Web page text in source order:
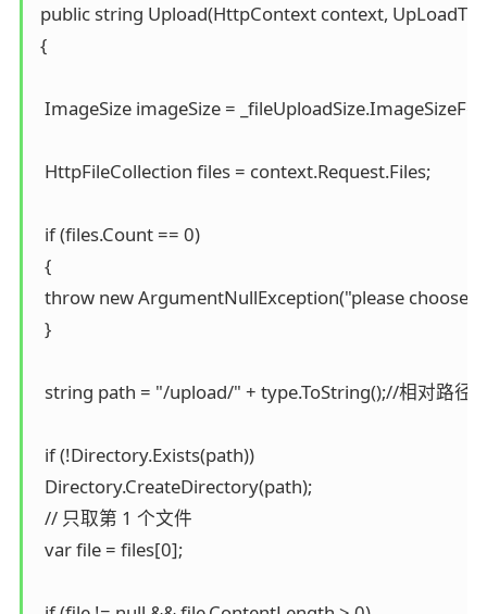
public string Upload(HttpContext context,
{
ImageSize imageSize =
  HttpFileCollection files = context.Request.Files;
  if (files.Count == 0)
  {
throw new ArgumentNullException("please choose
  }
  string path = "/upload/" + type.ToString();//相对路径
  if (!Directory.Exists(path))
  Directory.CreateDirectory(path);
  // 只取第 1 个文件
  var file = files[0];